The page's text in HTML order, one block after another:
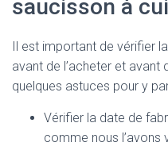
saucisson à
Il est important de vérifier
avant de l’acheter et
quelques astuces pour y
Vérifier la date de
comme nous l’avons